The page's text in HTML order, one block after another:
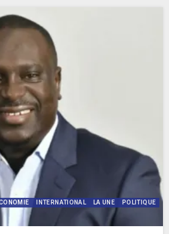
INTERNATIONAL LA UNE
POLITIQUE